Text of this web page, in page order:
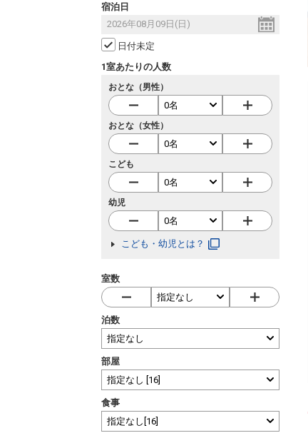
宿泊日
日付未定
1室あたりの人数
おとな（男性）
おとな（女性）
こども
幼児
こども・幼児とは？
室数
泊数
部屋
食事